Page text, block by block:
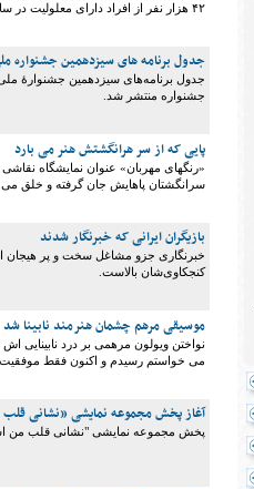
۴۲ هزار نفر از افراد دارای معلولیت در سال جاری از خدمات ۸۵۰ اتاق هنر در کشور بهره‌مند شدند.
جدول برنامه های سیزدهمین جشنواره
جدول برنامه‌های سیزدهمین جشنوارۀ
جشنواره منتشر شد.
پایی که از سر هرانگشتش هنر می بارد
«رنگهای مهربان» عنوان نمایشگاه
سرانگشتان پاهایش جان گرفته و خلق می
بازیگران ایرانی که خبرنگار شدند
خبرنگاری جزو مشاغل سخت و پر هیجان
کنجکاوی‌شان بالاست.
موسیقی مرهم چشمان هنرمند نابینا شد
نواختن ویولون مرهمی بر درد نابینایی
می خواستم رسیدم و اکنون فقط موفقیت
آغاز پخش مجموعه نمایشی ”نشانی
پخش مجموعه نمایشی "نشانی قلب من